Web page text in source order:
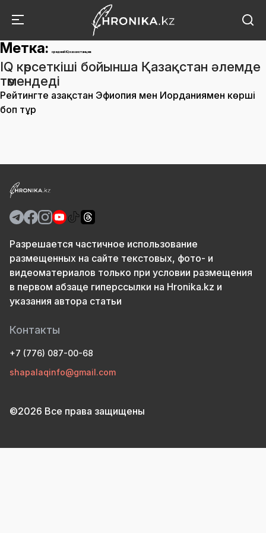
Метка: средний IQ казахстанцев
IQ көрсеткіші бойынша Қазақстан әлемде
төмендеді
Рейтингте Қазақстан Эфиопия мен Иорданиямен көрші
боп тұр
Разрешается частичное использование
размещенных на сайте текстовых, фото- и
видеоматериалов только при условии размещения
в первом абзаце гиперссылки на Hronika.kz и
указания автора статьи
Контакты
+7 (776) 087-00-68
shapalaqinfo@gmail.com
©2026 Все права защищены